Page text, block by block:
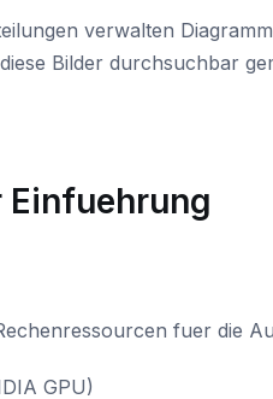
verwalten
Bilder durchsuchbar
Einfuehrung
fuer die
GPU)